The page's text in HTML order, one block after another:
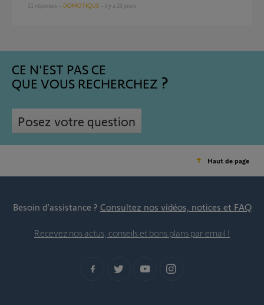
21 réponses DOMOTIQUE il y a 23 jours
CE N'EST PAS CE
QUE VOUS RECHERCHEZ
Posez votre question
Haut de page
Besoin d’assistance ? Consultez nos vidéos, notices et FAQ
Recevez nos actus, conseils et bons plans par email !